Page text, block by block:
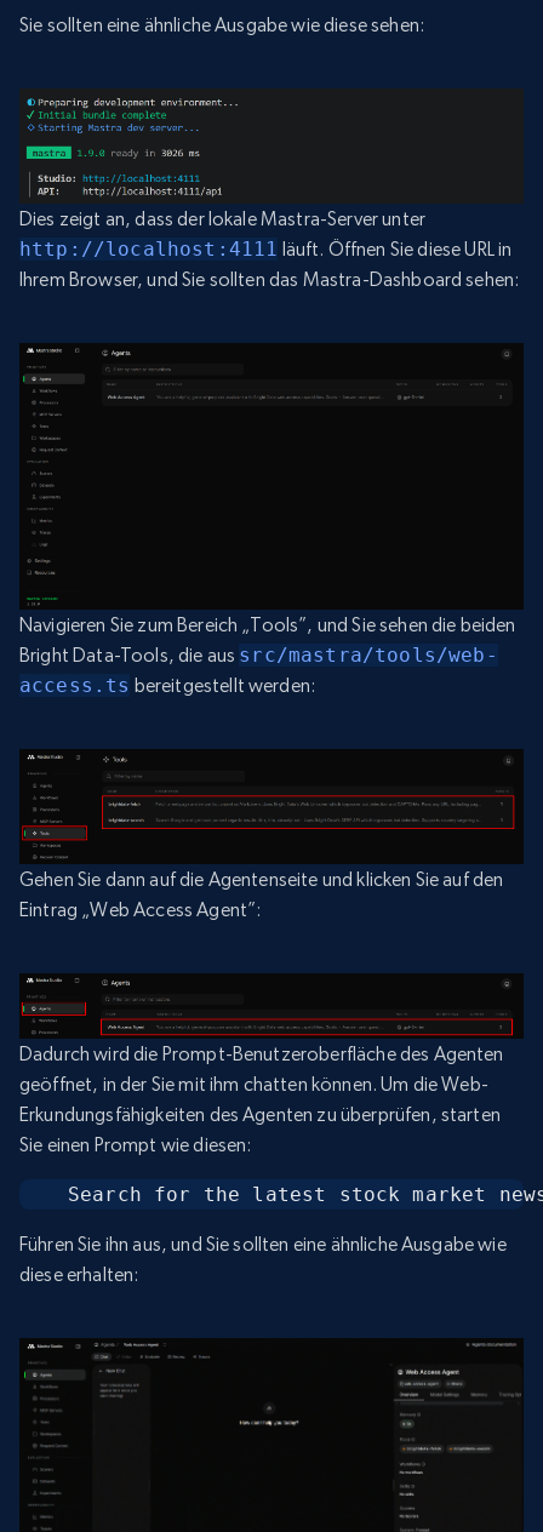
Sie sollten eine ähnliche Ausgabe wie diese sehen:
Dies zeigt an, dass der lokale Mastra-Server unter
http://localhost:4111 läuft. Öffnen Sie diese URL in
Ihrem Browser, und Sie sollten das Mastra-Dashboard sehen:
Navigieren Sie zum Bereich „Tools”, und Sie sehen die beiden
Bright Data-Tools, die aus src/mastra/tools/web-
access.ts bereitgestellt werden:
Gehen Sie dann auf die Agentenseite und klicken Sie auf den
Eintrag „Web Access Agent”:
Dadurch wird die Prompt-Benutzeroberfläche des Agenten
geöffnet, in der Sie mit ihm chatten können. Um die Web-
Erkundungsfähigkeiten des Agenten zu überprüfen, starten
Sie einen Prompt wie diesen:
Search for the latest stock market
Führen Sie ihn aus, und Sie sollten eine ähnliche Ausgabe wie
diese erhalten: